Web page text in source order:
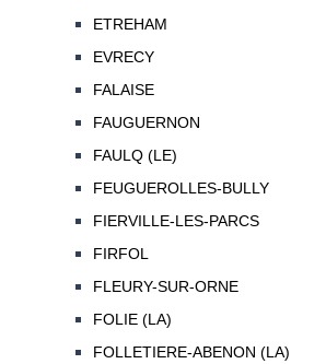
ETREHAM
EVRECY
FALAISE
FAUGUERNON
FAULQ (LE)
FEUGUEROLLES-BULLY
FIERVILLE-LES-PARCS
FIRFOL
FLEURY-SUR-ORNE
FOLIE (LA)
FOLLETIERE-ABENON (LA)